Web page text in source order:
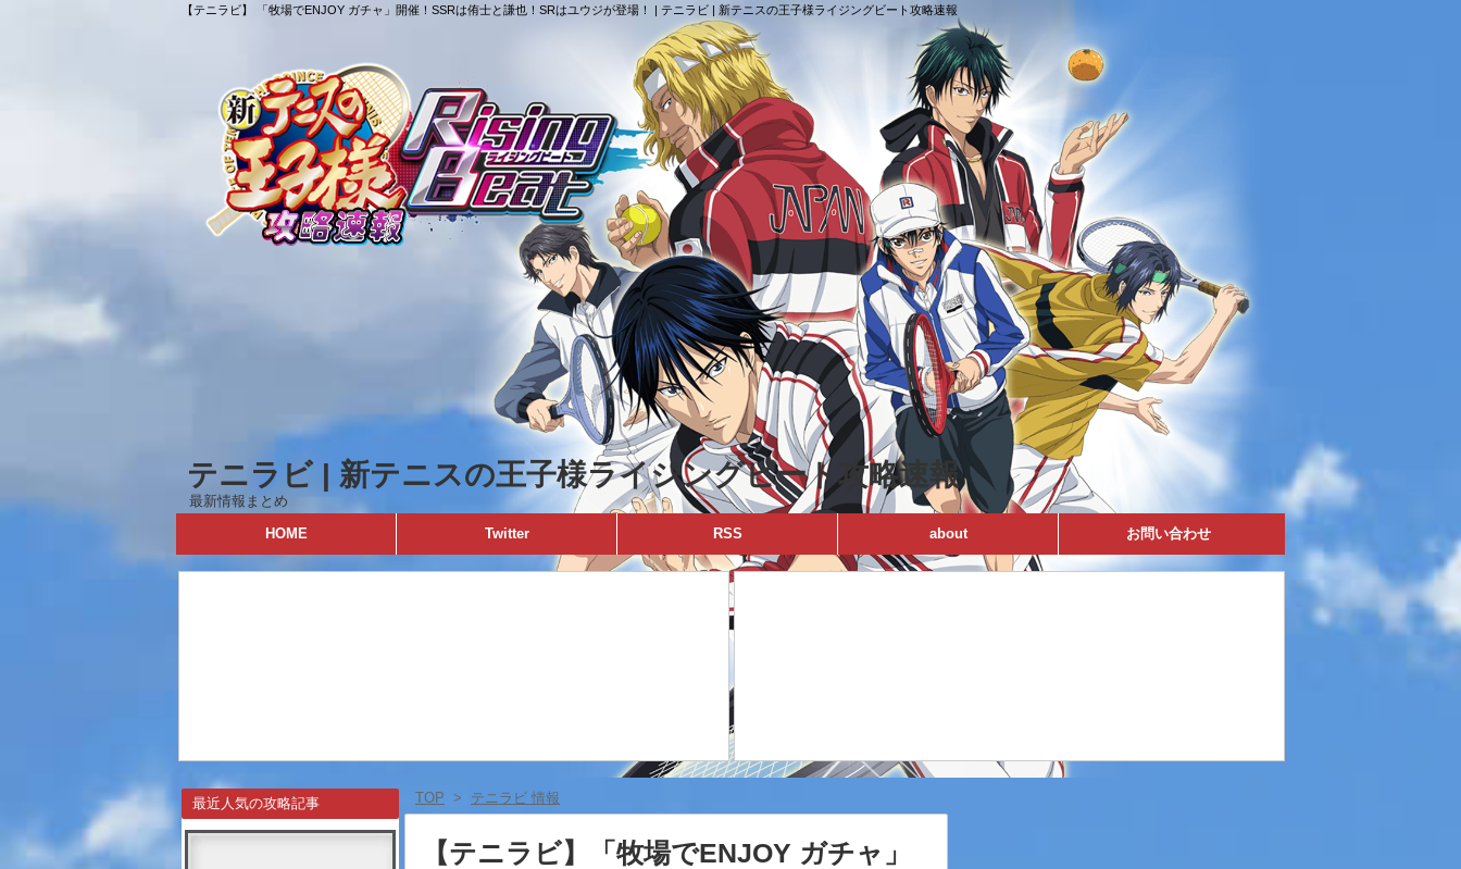
【テニラビ】 「牧場でENJOY ガチャ」開催！SSRは侑士と謙也！SRはユウジが登場！ | テニラビ | 新テニスの王子様ライジングビート攻略速報
テニラビ | 新テニスの王子様ライジングビート攻略速報
最新情報まとめ
HOME
Twitter RSS about お問い合わせ
最近人気の攻略記事 TOP > テニラビ 情報
【テニラビ】「牧場でENJOY ガチャ」